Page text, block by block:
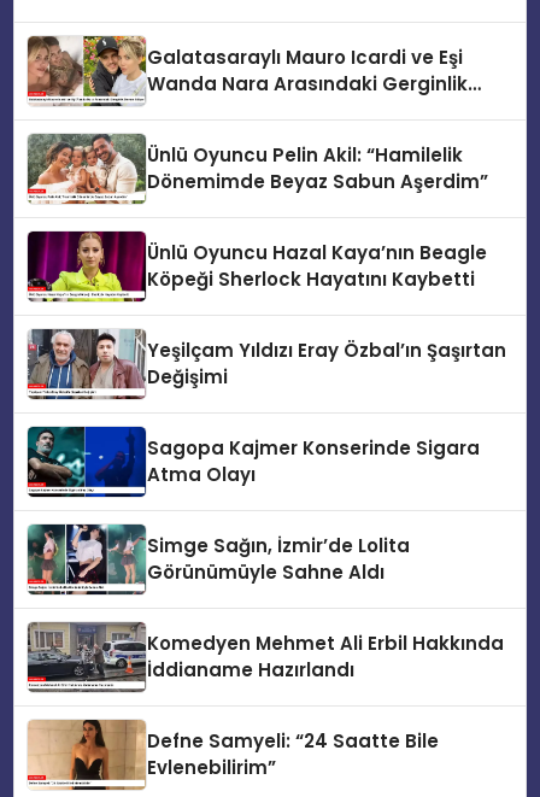
Galatasaraylı Mauro Icardi ve Eşi
Wanda Nara Arasındaki Gerginlik
Ünlü Oyuncu Pelin Akil: “Hamilelik
Dönemimde Beyaz Sabun Aşerdim”
Ünlü Oyuncu Hazal Kaya’nın Beagle
Köpeği Sherlock Hayatını Kaybetti
Yeşilçam Yıldızı Eray Özbal’ın Şaşırtan
Değişimi
Sagopa Kajmer Konserinde Sigara
Atma Olayı
Simge Sağın, İzmir’de Lolita
Görünümüyle Sahne Aldı
Komedyen Mehmet Ali Erbil Hakkında
İddianame Hazırlandı
Defne Samyeli: “24 Saatte Bile
Evlenebilirim”